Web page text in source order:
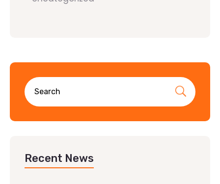
Recent News